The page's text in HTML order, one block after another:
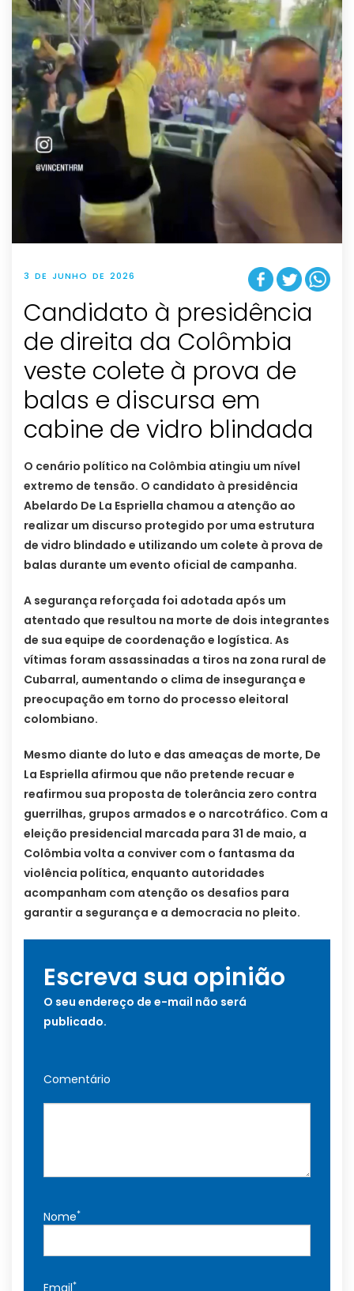
3 DE JUNHO DE 2026
Candidato à presidência
de direita da Colômbia
veste colete à prova de
balas e discursa em
cabine de vidro blindada
O cenário político na Colômbia atingiu um nível
extremo de tensão. O candidato à presidência
Abelardo De La Espriella chamou a atenção ao
realizar um discurso protegido por uma estrutura
de vidro blindado e utilizando um colete à prova de
balas durante um evento oficial de campanha.
A segurança reforçada foi adotada após um
atentado que resultou na morte de dois integrantes
de sua equipe de coordenação e logística. As
vítimas foram assassinadas a tiros na zona rural de
Cubarral, aumentando o clima de insegurança e
preocupação em torno do processo eleitoral
colombiano.
Mesmo diante do luto e das ameaças de morte, De
La Espriella afirmou que não pretende recuar e
reafirmou sua proposta de tolerância zero contra
guerrilhas, grupos armados e o narcotráfico. Com a
eleição presidencial marcada para 31 de maio, a
Colômbia volta a conviver com o fantasma da
violência política, enquanto autoridades
acompanham com atenção os desafios para
garantir a segurança e a democracia no pleito.
Escreva sua opinião
O seu endereço de e-mail não será
publicado.
Comentário
Nome*
Email*